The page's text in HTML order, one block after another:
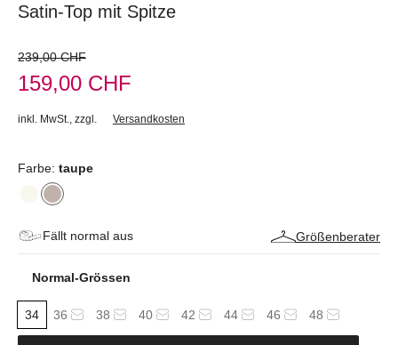
Satin-Top mit Spitze
239,00 CHF
159,00 CHF
inkl. MwSt. zzgl. Versandkosten
Farbe: taupe
Fällt normal aus Größenberater
Normal-Grössen
34 36 38 40 42 44 46 48